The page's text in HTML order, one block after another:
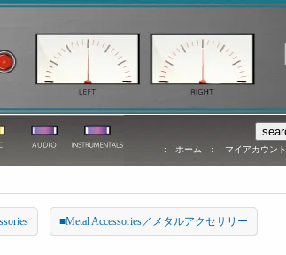
: ホーム : マイアカウント
■Metal Accessories／メタルアクセサリー